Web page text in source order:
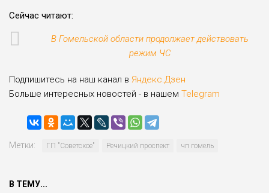
Сейчас читают:
В Гомельской области продолжает действовать
режим ЧС
Подпишитесь на наш канал в Яндекс.Дзен
Больше интересных новостей - в нашем Telegram
Метки: ГП "Советское" Речицкий проспект чп гомель
В ТЕМУ...